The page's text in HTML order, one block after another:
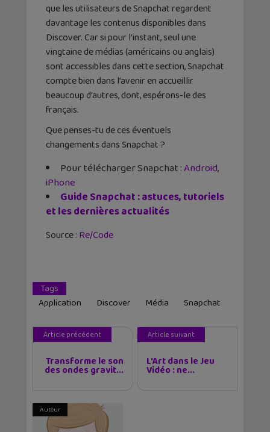
que les utilisateurs de Snapchat regardent
davantage les contenus disponibles dans
Discover. Car si pour l’instant, seul une
vingtaine de médias (américains ou anglais)
sont accessibles dans cette section, Snapchat
compte bien dans l’avenir en accueillir
beaucoup d’autres, dont, espérons-le des
français.
Que penses-tu de ces éventuels
changements dans Snapchat ?
Pour télécharger Snapchat :Android,
iPhone
Guide Snapchat : astuces, tutoriels
et les dernières actualités
Source : Re/Code
Tags
Application
Discover Média Snapchat
Article précédent
Transforme le son
des ondes gravit...
Article suivant
L'Art dans le Jeu
Vidéo : ne...
Auteur